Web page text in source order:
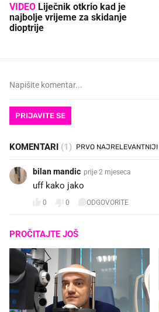
VIDEO
najbolje vrijeme za skidanje
dioptrije
PRIJAVITE SE
KOMENTARI (1)
bilan mandic prije 2 mjeseca
uff kako jako
0 0 ODGOVORITE
PROČITAJTE JOŠ